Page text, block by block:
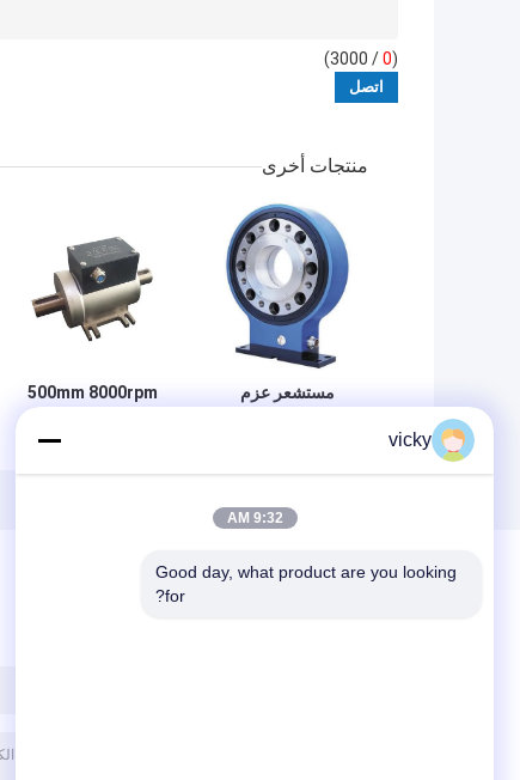
(
0
/ 3000)
منتجات أخرى
مستشعر عزم
500mm 8000rpm
عزم الدوران الرقمي
vicky
9:32 AM
Good day, what product are you looking
for?